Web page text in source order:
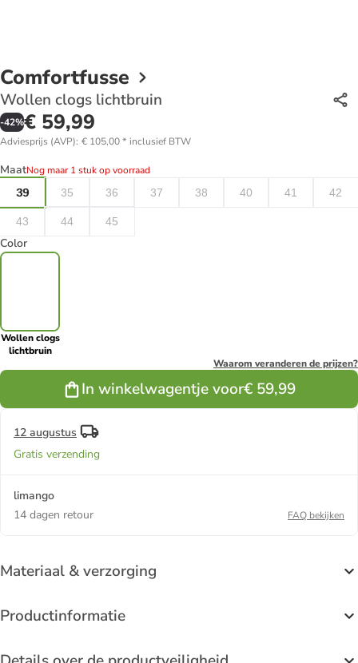
Comfortfusse
Wollen clogs lichtbruin
-42%€ 59,99
Adviesprijs (AVP): € 105,00* inclusief BTW
MaatNog maar 1 stuk op voorraad
39
35 36 37 38 40 41 42
43 44 45
Color
Wollen clogs
lichtbruin
Waarom veranderen de prijzen?
In winkelwagentje voor€ 59,99
12 augustus
Gratis verzending
limango
14 dagen retour
FAQ bekijken
Materiaal & verzorging
Productinformatie